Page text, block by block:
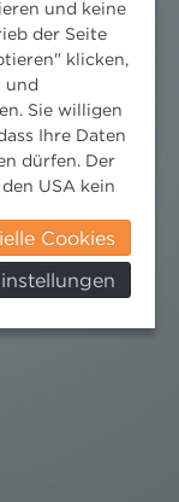
und keine
der Seite
klicken,
und
Sie willigen
Ihre Daten
dürfen. Der
USA kein
durch US-
und
jederzeit Ihre
ausüben.
Cookies